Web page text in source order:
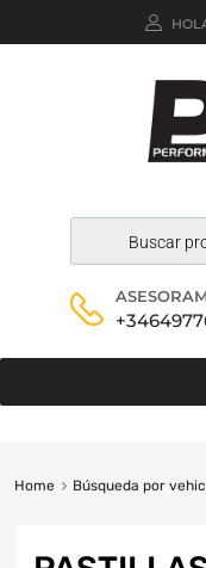
Home Búsqueda por